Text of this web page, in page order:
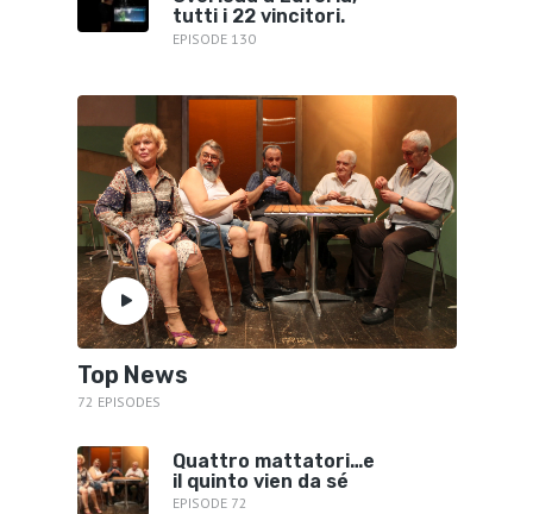
tutti i 22 vincitori.
EPISODE 130
Top News
72 EPISODES
Quattro mattatori…e
il quinto vien da sé
EPISODE 72